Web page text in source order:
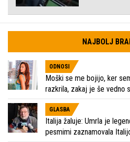
NAJBOLJ
ODNOSI
Moški se me bojijo, ker
razkrila, zakaj je še vedno
GLASBA
Italija žaluje: Umrla je
pesmimi zaznamovala